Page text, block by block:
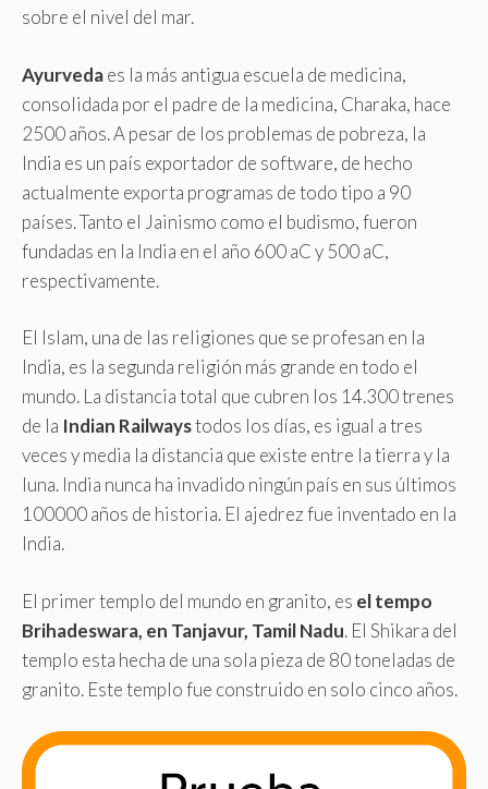
sobre el nivel del mar.
Ayurvedaes la más antigua escuela de medicina,
consolidada por el padre de la medicina, Charaka, hace
2500 años. A pesar de los problemas de pobreza, la
India es un país exportador de software, de hecho
actualmente exporta programas de todo tipo a 90
países. Tanto el Jainismo como el budismo, fueron
fundadas en la India en el año 600 aC y 500 aC,
respectivamente.
El Islam, una de las religiones que se profesan en la
India, es la segunda religión más grande en todo el
mundo. La distancia total que cubren los 14.300 trenes
de la Indian Railwaystodos los días, es igual a tres
veces y media la distancia que existe entre la tierra y la
luna. India nunca ha invadido ningún país en sus últimos
100000 años de historia. El ajedrez fue inventado en la
India.
El primer templo del mundo en granito, es el tempo
Brihadeswara, en Tanjavur, Tamil Nadu. El Shikara del
templo esta hecha de una sola pieza de 80 toneladas de
granito. Este templo fue construido en solo cinco años.